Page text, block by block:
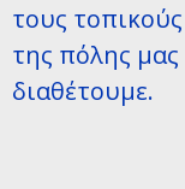
τους
της πόλης
διαθέτουμε.